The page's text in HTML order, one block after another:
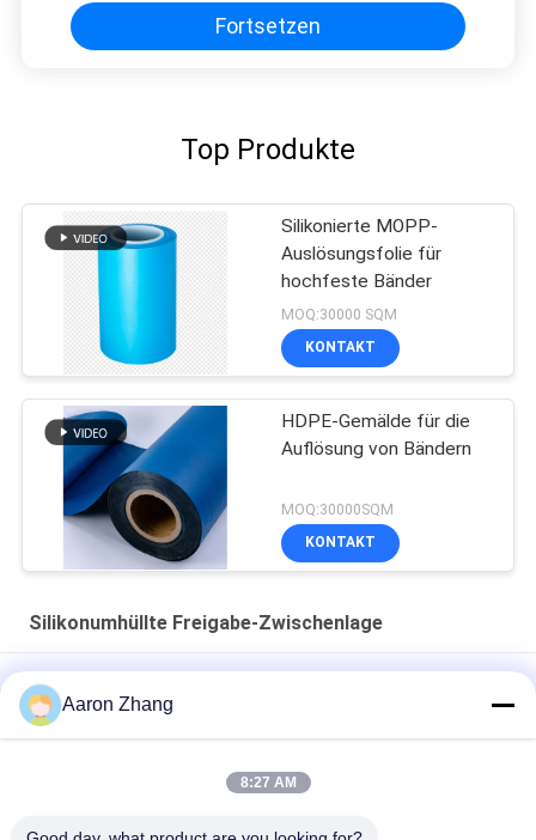
Fortsetzen
Top Produkte
Silikonierte MOPP-
Auslösungsfolie für
hochfeste Bänder
MOQ:30000 SQM
KONTAKT
HDPE-Gemälde für die
Auflösung von Bändern
MOQ:30000SQM
KONTAKT
Silikonumhüllte Freigabe-Zwischenlage
40 Mikrometer prägte silikonumhüllte Freigabe-Zwischenlage
pp.
Zwischenlage für Schaum-Bänder
Aaron Zhang
8:27 AM